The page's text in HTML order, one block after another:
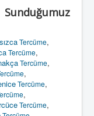
Tercüme,
Tercüme,
Tercüme,
,
Tercüme,
,
Tercüme,